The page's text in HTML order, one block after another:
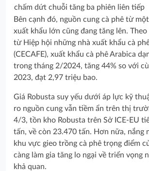
chấm dứt chuỗi tăng ba phiên liên tiếp
Bên cạnh đó, nguồn cung cà phê từ
xuất khẩu lớn cũng đang tăng lên.
từ Hiệp hội những nhà xuất khẩu cà phê
(CECAFE), xuất khẩu cà phê Arabica
trong tháng 2/2024, tăng 44% so với
2023, đạt 2,97 triệu bao.
Giá Robusta suy yếu dưới áp lực kỹ
ro nguồn cung vẫn tiềm ẩn trên thị
4/3, tồn kho Robusta trên Sở ICE-EU
tấn, về còn 23.470 tấn. Hơn nữa, nắng
khu vực gieo trồng cà phê trọng điểm
càng làm gia tăng lo ngại về triển vọng
khả quan.